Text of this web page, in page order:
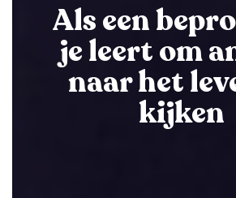
Als een
je leert om
naar het
kijken